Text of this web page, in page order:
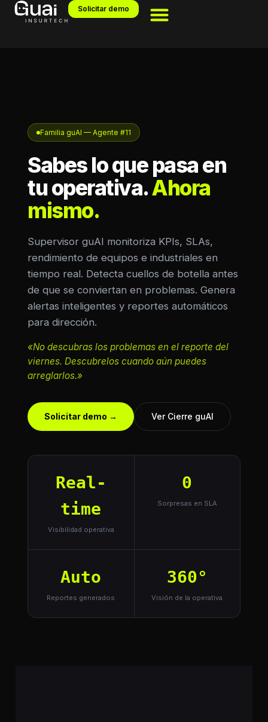
Solicitar demo
Familia guAI — Agente #11
Sabes lo que pasa en
tu operativa.Ahora
mismo.
Supervisor guAI monitoriza KPIs, SLAs,
rendimiento de equipos e industriales en
tiempo real. Detecta cuellos de botella antes
de que se conviertan en problemas. Genera
alertas inteligentes y reportes automáticos
para dirección.
«No descubras los problemas en el reporte del
viernes. Descubrelos cuando aún puedes
arreglarlos.»
Solicitar demo → Ver Cierre guAI
Real-
time
Visibilidad operativa
0
Sorpresas en SLA
Auto
Reportes generados
360°
Visión de la operativa